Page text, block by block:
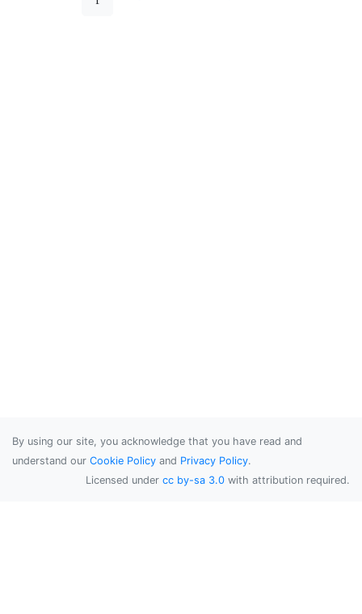
By using our site, you acknowledge that you have read and
understand our Cookie Policy and Privacy Policy.
Licensed under cc by-sa 3.0 with attribution required.